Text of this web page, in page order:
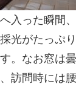
入った瞬間
光がたっぷ
。なお窓は
訪問時には